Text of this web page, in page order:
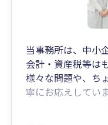
当事務所は、中小
会計・資産税等は
様々な問題や、ち
寧にお応えしていま
ZOOMやSNSによ